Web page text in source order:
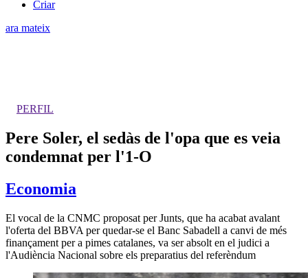
Criar
ara mateix
PERFIL
Pere Soler, el sedàs de l'opa que es veia
condemnat per l'1-O
Economia
El vocal de la CNMC proposat per Junts, que ha acabat avalant
l'oferta del BBVA per quedar-se el Banc Sabadell a canvi de més
finançament per a pimes catalanes, va ser absolt en el judici a
l'Audiència Nacional sobre els preparatius del referèndum